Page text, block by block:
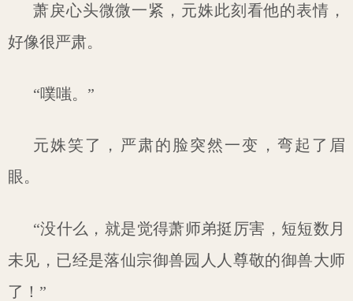
萧戾心头微微一紧，元姝此刻看他的表情，
好像很严肃。
“噗嗤。”
元姝笑了，严肃的脸突然一变，弯起了眉
眼。
“没什么，就是觉得萧师弟挺厉害，短短数月
未见，已经是落仙宗御兽园人人尊敬的御兽大师
了！”